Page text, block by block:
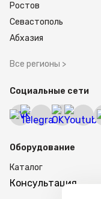
Ростов
Севастополь
Абхазия
Все регионы >
Социальные сети
Оборудование
Каталог
Консультация